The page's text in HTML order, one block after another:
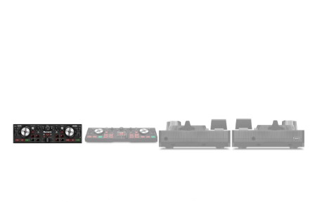
Puoi chiedermi informazioni generali o specifiche su certi